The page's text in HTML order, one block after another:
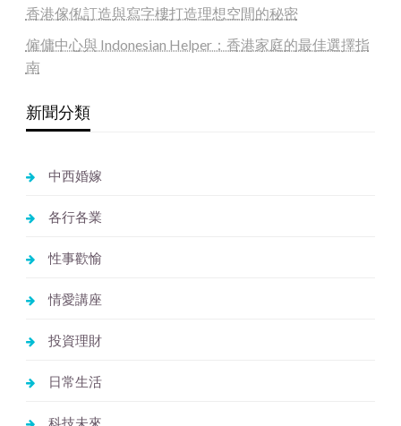
香港傢俬訂造與寫字樓打造理想空間的秘密
僱傭中心與 Indonesian Helper：香港家庭的最佳選擇指
南
新聞分類
中西婚嫁
各行各業
性事歡愉
情愛講座
投資理財
日常生活
科技未來